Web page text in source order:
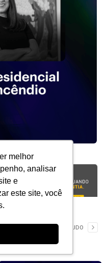
melhor
analisar
e
este site, você
VER TUDO